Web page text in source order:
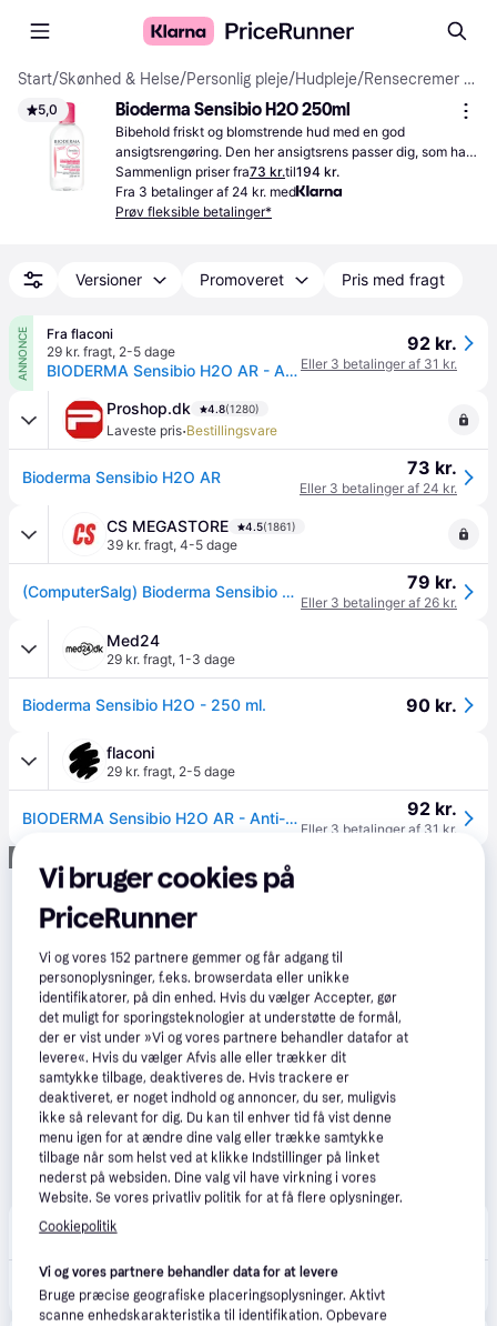
Start/Skønhed & Helse/Personlig pleje/Hudpleje/ Rensecremer & Rensegels
5,0 Bioderma Sensibio H2O 250ml
Bibehold friskt og blomstrende hud med en god
ansigtsrengøring. Den her ansigtsrens passer dig, som har
normal hud.
Sammenlign priser fra73 kr.til194 kr.
Fra 3 betalinger af 24 kr. med
Prøv fleksible betalinger*
Versioner Promoveret Pris med fragt
ANNONCE
Fra flaconi
29 kr. fragt, 2-5 dage
BIODERMA Sensibio H2O AR - Anti-redness micellar water, renser skånsomt Makeupfjerner 250 ml
92 kr.
Eller 3 betalinger af 31 kr.
Proshop.dk 4.8(1280)
Laveste pris·Bestillingsvare
Bioderma Sensibio H2O AR 73 kr.
Eller 3 betalinger af 24 kr.
CS MEGASTORE 4.5(1861)
39 kr. fragt, 4-5 dage
(ComputerSalg) Bioderma Sensibio H2o Ar Micellar Water 250ml For Sensitive Skin 79 kr.
Eller 3 betalinger af 26 kr.
Med24
29 kr. fragt, 1-3 dage
Bioderma Sensibio H2O - 250 ml. 90 kr.
flaconi
29 kr. fragt, 2-5 dage
BIODERMA Sensibio H2O AR - Anti-redness micellar water, renser skånsomt Makeupfjerner 250 ml 92 kr.
Eller 3 betalinger af 31 kr.
Annonce
Coolshop
Bioderma - Sensibio AR H2O Micellar Solution 250 ml - Klar til levering - Prismatch
Eller 3 betalinger af 31 kr.
Vi bruger cookies på
PriceRunner
Vi og vores152 partnere gemmer og får adgang til
personoplysninger, f.eks. browserdata eller unikke
identifikatorer, på din enhed. Hvis du vælger Accepter, gør
det muligt for sporingsteknologier at understøtte de formål,
der er vist under »Vi og vores partnere behandler datafor at
levere«. Hvis du vælger Afvis alle eller trækker dit
samtykke tilbage, deaktiveres de. Hvis trackere er
deaktiveret, er noget indhold og annoncer, du ser, muligvis
ikke så relevant for dig. Du kan til enhver tid få vist denne
menu igen for at ændre dine valg eller trække samtykke
tilbage når som helst ved at klikke Indstillinger på linket
nederst på websiden. Dine valg vil have virkning i vores
Website. Se vores privatliv politik for at få flere oplysninger.
Cookiepolitik
Vi og vores partnere behandler data for at levere
Bruge præcise geografiske placeringsoplysninger. Aktivt
scanne enhedskarakteristika til identifikation. Opbevare